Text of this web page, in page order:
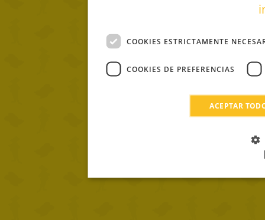
COOKIES ESTRICTAMENTE
COOKIES DE PREFERENCIAS
ACEPTAR